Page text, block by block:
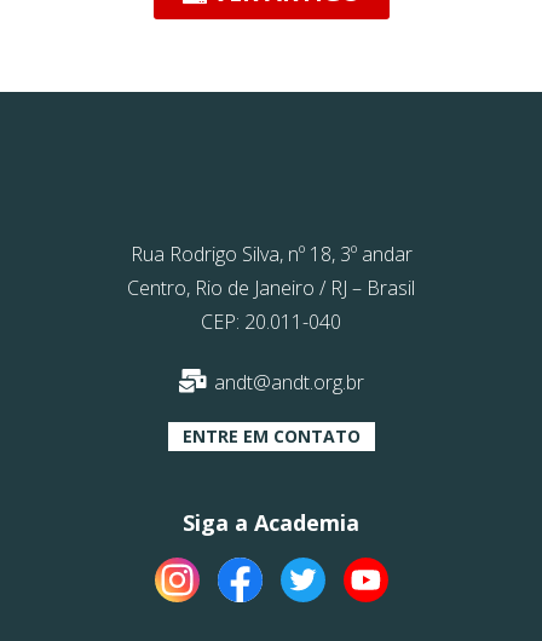
Rua Rodrigo Silva, nº 18, 3º andar
Centro, Rio de Janeiro / RJ – Brasil
CEP: 20.011-040
andt@andt.org.br
ENTRE EM CONTATO
Siga a Academia